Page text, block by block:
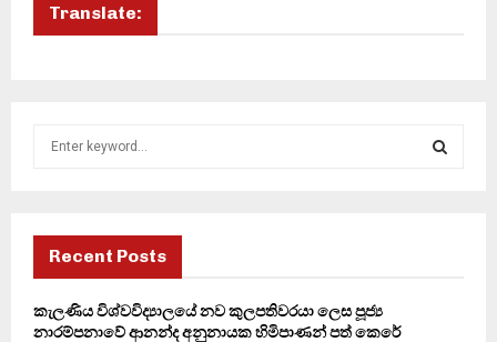
Translate:
f
r
Recent Posts
කැලණිය විශ්වවිද්‍යාලයේ නව කුලපතිවරයා ලෙස පූජ්‍ය
නාරම්පනාවේ ආනන්ද අනුනායක හිමිපාණන් පත් කෙරේ